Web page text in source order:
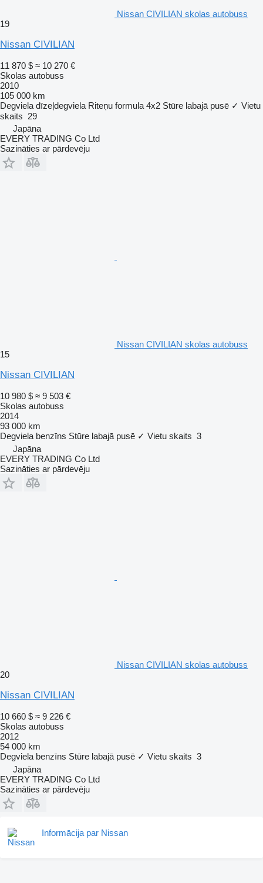
Nissan CIVILIAN skolas autobuss
19
Nissan CIVILIAN
11 870 $ ≈ 10 270 €
Skolas autobuss
2010
105 000 km
Degviela dīzeļdegviela Riteņu formula 4x2 Stūre labajā pusē ✓ Vietu
skaits 29
Japāna
EVERY TRADING Co Ltd
Sazināties ar pārdevēju
Nissan CIVILIAN skolas autobuss
15
Nissan CIVILIAN
10 980 $ ≈ 9 503 €
Skolas autobuss
2014
93 000 km
Degviela benzīns Stūre labajā pusē ✓ Vietu skaits 3
Japāna
EVERY TRADING Co Ltd
Sazināties ar pārdevēju
Nissan CIVILIAN skolas autobuss
20
Nissan CIVILIAN
10 660 $ ≈ 9 226 €
Skolas autobuss
2012
54 000 km
Degviela benzīns Stūre labajā pusē ✓ Vietu skaits 3
Japāna
EVERY TRADING Co Ltd
Sazināties ar pārdevēju
Informācija par Nissan